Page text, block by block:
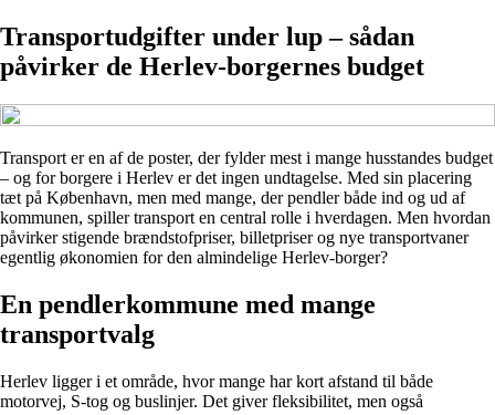
Transportudgifter under lup – sådan
påvirker de Herlev-borgernes budget
Transport er en af de poster, der fylder mest i mange husstandes budget
– og for borgere i Herlev er det ingen undtagelse. Med sin placering
tæt på København, men med mange, der pendler både ind og ud af
kommunen, spiller transport en central rolle i hverdagen. Men hvordan
påvirker stigende brændstofpriser, billetpriser og nye transportvaner
egentlig økonomien for den almindelige Herlev-borger?
En pendlerkommune med mange
transportvalg
Herlev ligger i et område, hvor mange har kort afstand til både
motorvej, S-tog og buslinjer. Det giver fleksibilitet, men også